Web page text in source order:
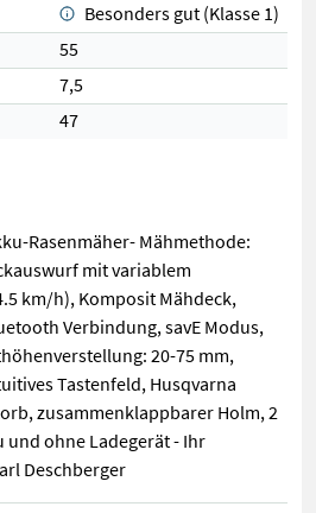
Besonders gut (Klasse 1)
55
7,5
47
Rasenmäher- Mähmethode:
mit variablem
km/h), Komposit Mähdeck,
Verbindung, savE Modus,
20-75 mm,
Tastenfeld, Husqvarna
zusammenklappbarer Holm, 2
und ohne Ladegerät - Ihr
Deschberger
Rasenmäher- Mähmethode: